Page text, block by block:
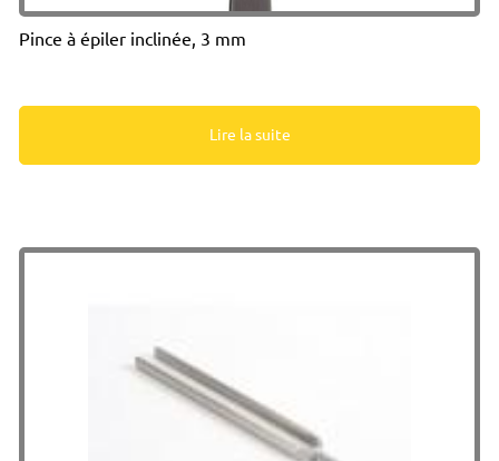
Pince à épiler inclinée, 3 mm
Lire la suite